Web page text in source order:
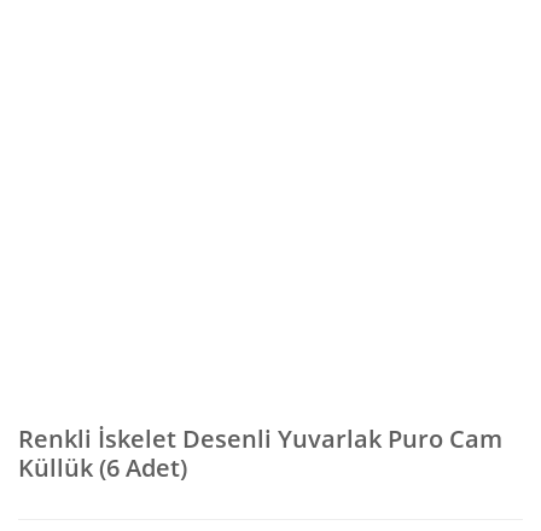
Renkli İskelet Desenli Yuvarlak Puro Cam
Küllük (6 Adet)